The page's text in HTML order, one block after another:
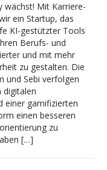
wächst! Mit Karriere-
ein Startup, das
KI-gestützter Tools
Berufs- und
und mit mehr
zu gestalten. Die
und Sebi verfolgen
digitalen
einer gamifizierten
einen besseren
zu
[…]